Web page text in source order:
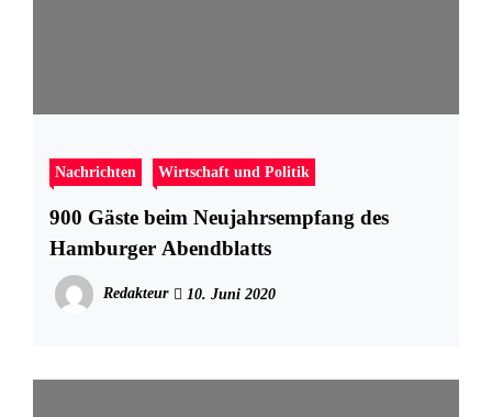
Nachrichten Wirtschaft und Politik
900 Gäste beim Neujahrsempfang des
Hamburger Abendblatts
Redakteur 10. Juni 2020